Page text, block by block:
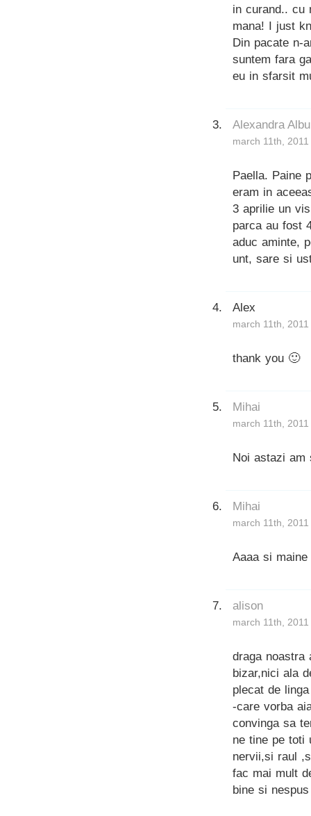
in curand.. cu
mana! I just
Din pacate n-
suntem fara
eu in sfarsit
Alexandra Albu
march 11th,
Paella. Paine
eram in
3 aprilie un
parca au fost
aduc aminte,
unt, sare si
Alex
march 11th,
thank you 🙂
Mihai
march 11th,
Noi astazi am
Mihai
march 11th,
Aaaa si
alison
march 11th,
draga noastra
bizar,nici ala
plecat de
-care vorba
convinga sa
ne tine pe toti
nervii,si raul
fac mai mult
bine si